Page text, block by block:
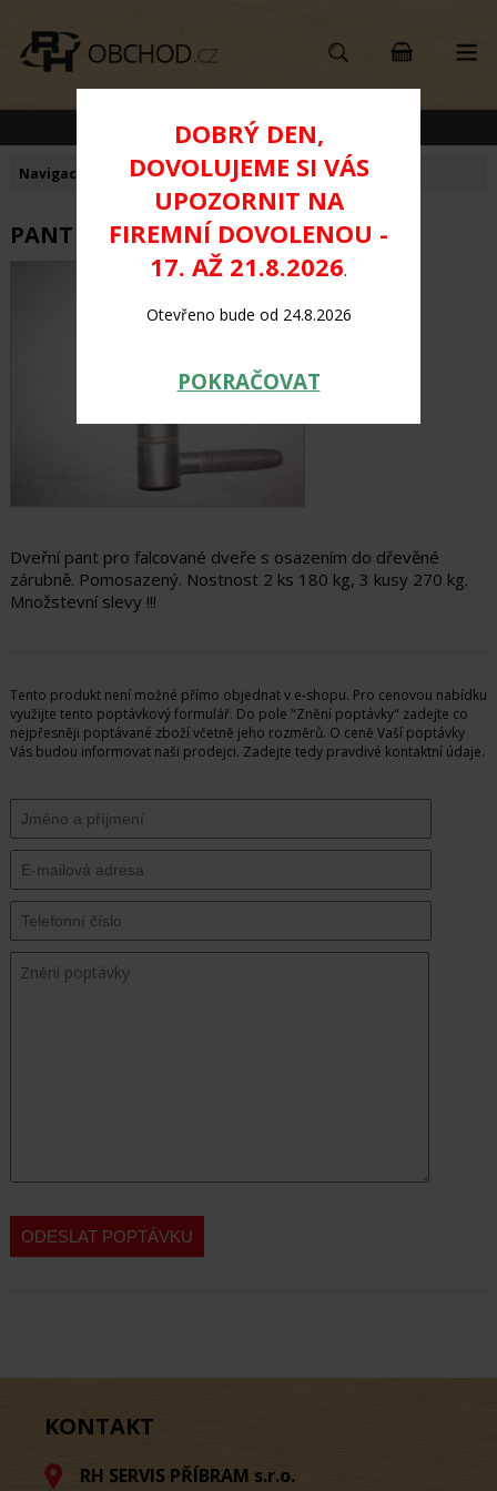
DOBRÝ DEN,
DOVOLUJEME SI VÁS
UPOZORNIT NA
FIREMNÍ DOVOLENOU -
17. AŽ 21.8.2026.
Otevřeno bude od 24.8.2026
POKRAČOVAT
KATEGORIE PRODUKTŮ
Navigace: >PANTY>Typ 320 - OTLAV
PANT typ 320 / 18mm - pomosazený
Dveřní pant pro falcované dveře s osazením do dřevěné
zárubně. Pomosazený. Nostnost 2 ks 180 kg, 3 kusy 270 kg.
Množstevní slevy !!!
Tento produkt není možné přímo objednat v e-shopu. Pro cenovou nabídku
využijte tento poptávkový formulář. Do pole "Znění poptávky" zadejte co
nejpřesněji poptávané zboží včetně jeho rozměrů. O ceně Vaší poptávky
Vás budou informovat naši prodejci. Zadejte tedy pravdivé kontaktní údaje.
KONTAKT
RH SERVIS PŘÍBRAM s.r.o.